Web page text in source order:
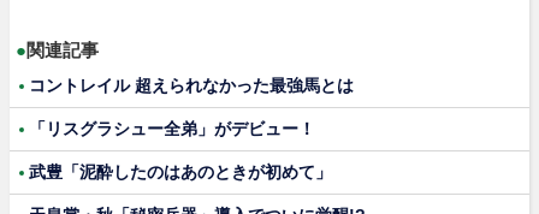
●関連記事
コントレイル 超えられなかった最強馬とは
「リスグラシュー全弟」がデビュー！
武豊「泥酔したのはあのときが初めて」